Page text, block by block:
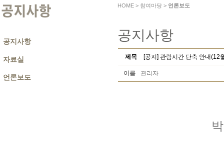
공지사항
공지사항
자료실
언론보도
HOME > 참여마당 > 언론보도
공지사항
제목 [공지] 관람시간 단축 안내(12
이름 관리자